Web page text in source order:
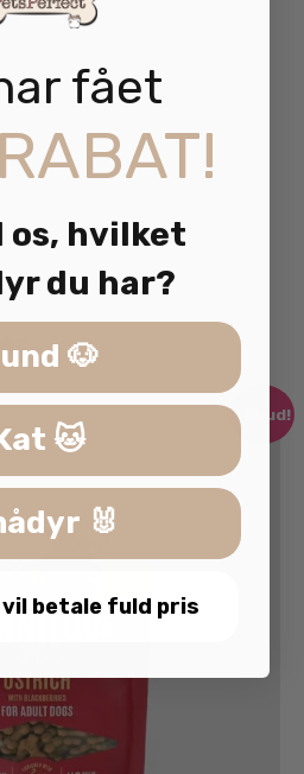
600 kcal/kg
Tilbud!
fået
hvilket
du har?
🐶
🐱
🐰
vil betale fuld pris